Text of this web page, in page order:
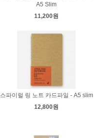
A5 Slim
11,200원
스파이럴 링 노트 카드파일 - A5 slim
12,800원